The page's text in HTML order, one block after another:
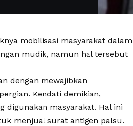
mobilisasi masyarakat dalam
mudik, namun hal tersebut
dengan mewajibkan
Kendati demikian,
digunakan masyarakat. Hal ini
menjual surat antigen palsu.